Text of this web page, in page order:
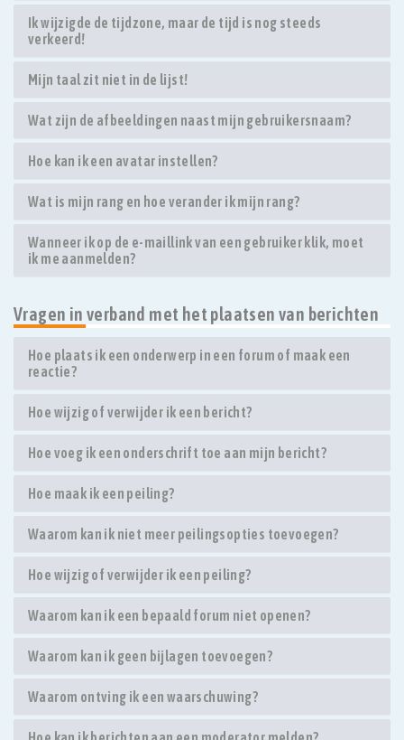
Ik wijzigde de tijdzone, maar de tijd is nog steeds
verkeerd!
Mijn taal zit niet in de lijst!
Wat zijn de afbeeldingen naast mijn gebruikersnaam?
Hoe kan ik een avatar instellen?
Wat is mijn rang en hoe verander ik mijn rang?
Wanneer ik op de e-maillink van een gebruiker klik, moet
ik me aanmelden?
Vragen in verband met het plaatsen van berichten
Hoe plaats ik een onderwerp in een forum of maak een
reactie?
Hoe wijzig of verwijder ik een bericht?
Hoe voeg ik een onderschrift toe aan mijn bericht?
Hoe maak ik een peiling?
Waarom kan ik niet meer peilingsopties toevoegen?
Hoe wijzig of verwijder ik een peiling?
Waarom kan ik een bepaald forum niet openen?
Waarom kan ik geen bijlagen toevoegen?
Waarom ontving ik een waarschuwing?